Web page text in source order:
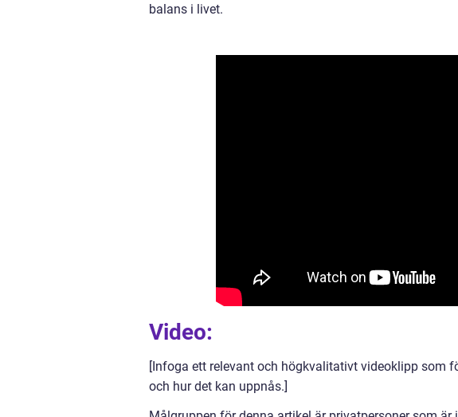
balans i livet.
Video:
[Infoga ett relevant och högkvalitativt videoklipp som
och hur det kan uppnås.]